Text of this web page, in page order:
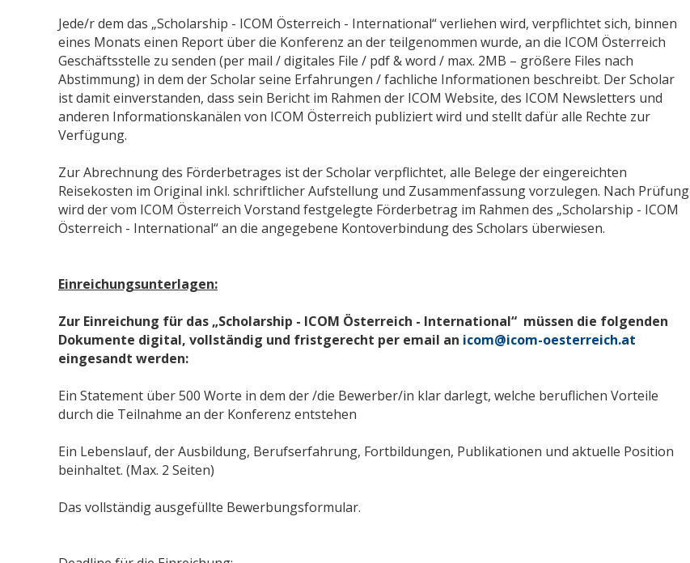
Jede/r dem das „Scholarship - ICOM Österreich - International“ verliehen wird, verpflichtet sich, binnen
eines Monats einen Report über die Konferenz an der teilgenommen wurde, an die ICOM Österreich
Geschäftsstelle zu senden (per mail / digitales File / pdf & word / max. 2MB – größere Files nach
Abstimmung) in dem der Scholar seine Erfahrungen / fachliche Informationen beschreibt. Der Scholar
ist damit einverstanden, dass sein Bericht im Rahmen der ICOM Website, des ICOM Newsletters und
anderen Informationskanälen von ICOM Österreich publiziert wird und stellt dafür alle Rechte zur
Verfügung.
Zur Abrechnung des Förderbetrages ist der Scholar verpflichtet, alle Belege der eingereichten
Reisekosten im Original inkl. schriftlicher Aufstellung und Zusammenfassung vorzulegen. Nach Prüfung
wird der vom ICOM Österreich Vorstand festgelegte Förderbetrag im Rahmen des „Scholarship - ICOM
Österreich - International“ an die angegebene Kontoverbindung des Scholars überwiesen.
Einreichungsunterlagen:
Zur Einreichung für das „Scholarship - ICOM Österreich - International“ müssen die folgenden
Dokumente digital, vollständig und fristgerecht per email an icom@icom-oesterreich.at
eingesandt werden:
Ein Statement über 500 Worte in dem der /die Bewerber/in klar darlegt, welche beruflichen Vorteile
durch die Teilnahme an der Konferenz entstehen
Ein Lebenslauf, der Ausbildung, Berufserfahrung, Fortbildungen, Publikationen und aktuelle Position
beinhaltet. (Max. 2 Seiten)
Das vollständig ausgefüllte Bewerbungsformular.